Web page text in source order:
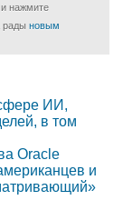
нажмите
рады новым
ИИ,
в том
Oracle
и